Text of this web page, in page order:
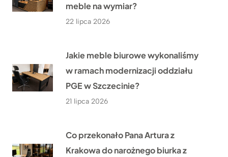
meble na wymiar?
22 lipca 2026
Jakie meble biurowe wykonaliśmy
w ramach modernizacji oddziału
PGE w Szczecinie?
21 lipca 2026
Co przekonało Pana Artura z
Krakowa do narożnego biurka z